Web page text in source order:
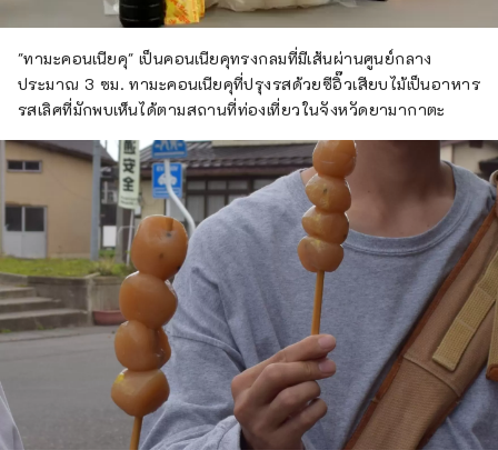
"ทามะคอนเนียคุ" เป็นคอนเนียคุทรงกลมที่มีเส้นผ่านศูนย์กลาง
ประมาณ 3 ซม. ทามะคอนเนียคุที่ปรุงรสด้วยซีอิ๊วเสียบไม้เป็นอาหาร
รสเลิศที่มักพบเห็นได้ตามสถานที่ท่องเที่ยวในจังหวัดยามากาตะ